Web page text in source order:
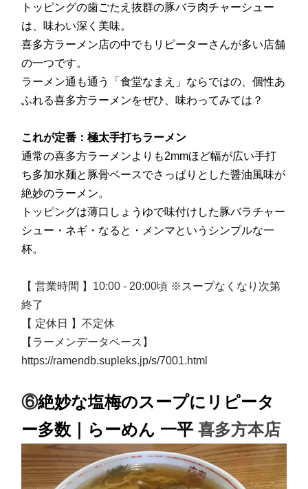
トッピングの歯ごたえ抜群の豚バラ肉チャーシュー
は、味わい深く美味。
喜多方ラーメン店の中でもリピーターさんが多い店舗
の一つです。
ラーメン通も通う「食堂なまえ」ならではの、個性あ
ふれる喜多方ラーメンをぜひ、味わってみては？
これが定番：極太手打ちラーメン
通常の喜多方ラーメンよりも2mmほど幅が広い手打
ち多加水麺と豚骨ベースでさっぱりとした醤油風味が
絶妙のラーメン。
トッピングは薄口しょうゆで味付けした豚バラチャー
シュー・ネギ・なると・メンマというシンプルな一
杯。
【 営業時間 】 10:00 - 20:00頃 ※スープなくなり次第
終了
【 定休日 】不定休
【ラーメンデータベース】
https://ramendb.supleks.jp/s/7001.html
⑥絶妙な塩梅のスープにリピータ
ー多数｜らーめん 一平 喜多方本店